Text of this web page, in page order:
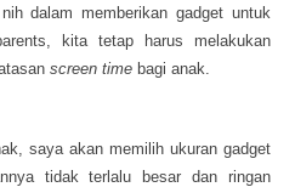
dalam memberikan gadget untuk
kita tetap harus melakukan
screen time bagi anak.
saya akan memilih ukuran gadget
tidak terlalu besar dan ringan